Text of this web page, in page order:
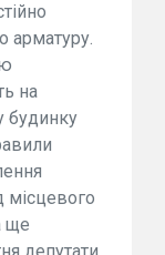
арматуру.
на
будинку
місцевого
ще